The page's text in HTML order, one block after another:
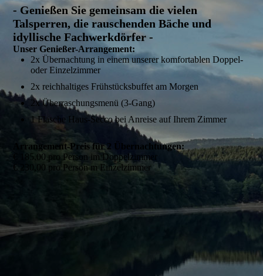
- Genießen Sie gemeinsam die vielen
Talsperren, die rauschenden Bäche und
idyllische Fachwerkdörfer -
Unser Genießer-Arrangement:
2x Übernachtung in einem unserer komfortablen Doppel-
oder Einzelzimmer
2x reichhaltiges Frühstücksbuffet am Morgen
2x Überraschungsmenü (3-Gang)
1 Flasche Haus-Secco bei Anreise auf Ihrem Zimmer
Arrangement-Preis für 2 Übernachtungen:
€ 185,00 pro Person im Doppelzimmer
€ 230,00 pro Person m Einzelzimmer